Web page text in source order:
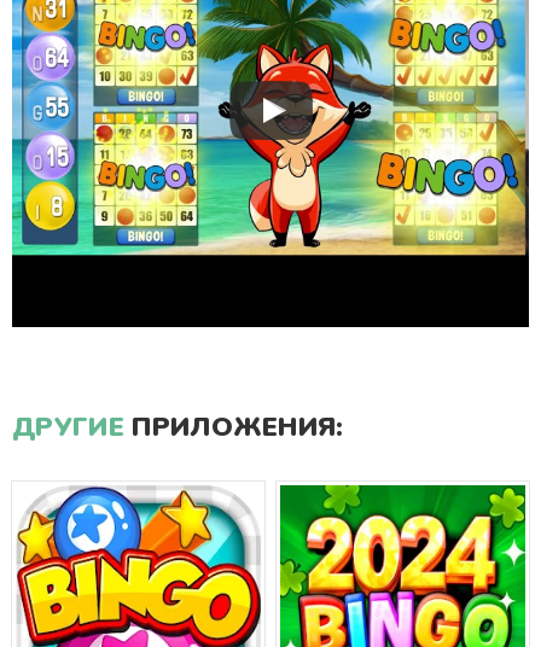
ДРУГИЕ ПРИЛОЖЕНИЯ: